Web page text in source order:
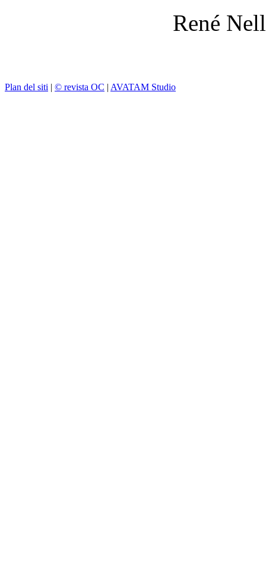
René
Plan del siti | © revista OC | AVATAM Studio